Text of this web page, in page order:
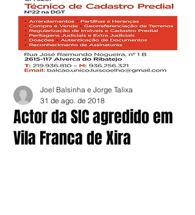
Actor da SIC agredido em
Vila Franca de Xira
Joel Balsinha e Jorge Talixa
31 de ago. de 2018